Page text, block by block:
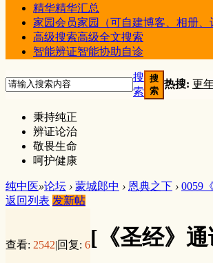
精华精华汇总
家园会员家园（可自建博客、相册
高级搜索高级全文搜索
智能辨证智能协助自诊
搜
索
搜
索
热搜: 更
秉持纯正
辨证论治
敬畏生命
呵护健康
纯中医»论坛 › 蒙城郎中 › 恩典之下 › 0059
返回列表 发新帖
查看: 2542|回复: 6[《圣经》